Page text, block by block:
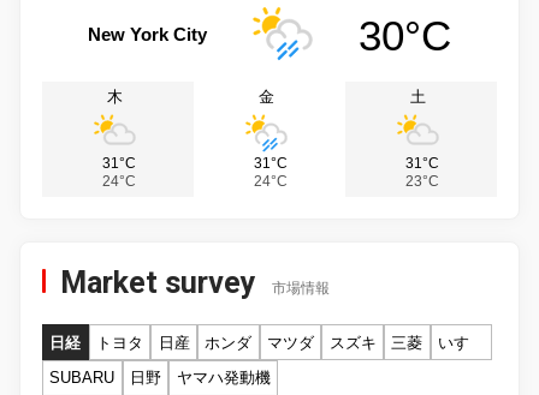
New York City 30°C
木
31°C
24°C
金
31°C
24°C
土
31°C
23°C
Market survey 市場情報
日経 トヨタ 日産 ホンダ マツダ スズキ 三菱
いすゞ
SUBARU
日野 ヤマハ発動機